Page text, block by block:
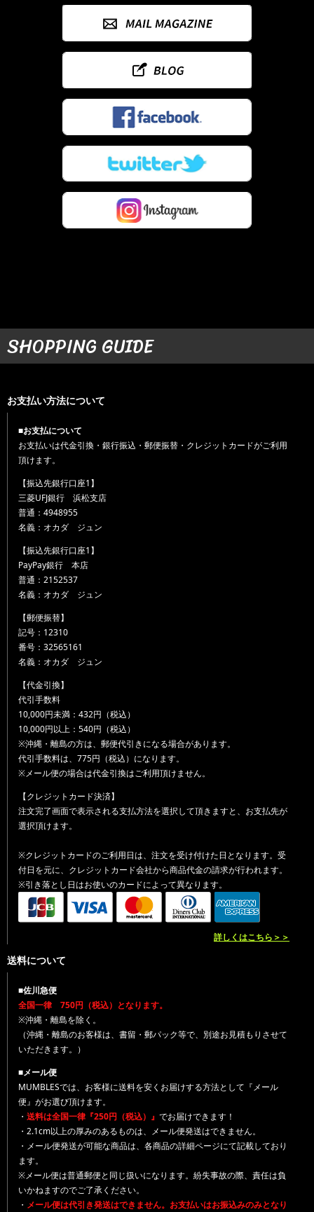
SHOPPING GUIDE
お支払い方法について
■お支払について
お支払いは代金引換・銀行振込・郵便振替・クレジットカードがご利用
頂けます。
【振込先銀行口座1】
三菱UFJ銀行 浜松支店
普通：4948955
名義：オカダ ジュン
【振込先銀行口座1】
PayPay銀行 本店
普通：2152537
名義：オカダ ジュン
【郵便振替】
記号：12310
番号：32565161
名義：オカダ ジュン
【代金引換】
代引手数料
10,000円未満：432円（税込）
10,000円以上：540円（税込）
※沖縄・離島の方は、郵便代引きになる場合があります。
代引手数料は、775円（税込）になります。
※メール便の場合は代金引換はご利用頂けません。
【クレジットカード決済】
注文完了画面で表示される支払方法を選択して頂きますと、お支払先が
選択頂けます。
※クレジットカードのご利用日は、注文を受け付けた日となります。受
付日を元に、クレジットカード会社から商品代金の請求が行われます。
※引き落とし日はお使いのカードによって異なります。
詳しくはこちら＞＞
送料について
■佐川急便
全国一律 750円（税込）となります。
※沖縄・離島を除く。
（沖縄・離島のお客様は、書留・郵パック等で、別途お見積もりさせて
いただきます。）
■メール便
MUMBLESでは、お客様に送料を安くお届けする方法として『メール
便』がお選び頂けます。
・ 送料は全国一律『250円（税込）』 でお届けできます！
・2.1cm以上の厚みのあるものは、メール便発送はできません。
・メール便発送が可能な商品は、各商品の詳細ページにて記載しており
ます。
※メール便は普通郵便と同じ扱いになります。紛失事故の際、責任は負
いかねますのでご了承ください。
・ メール便は代引き発送はできません。お支払いはお振込みのみとなり